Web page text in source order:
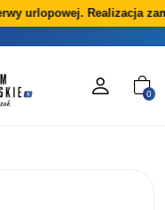
urlopowej. Realizacja
0